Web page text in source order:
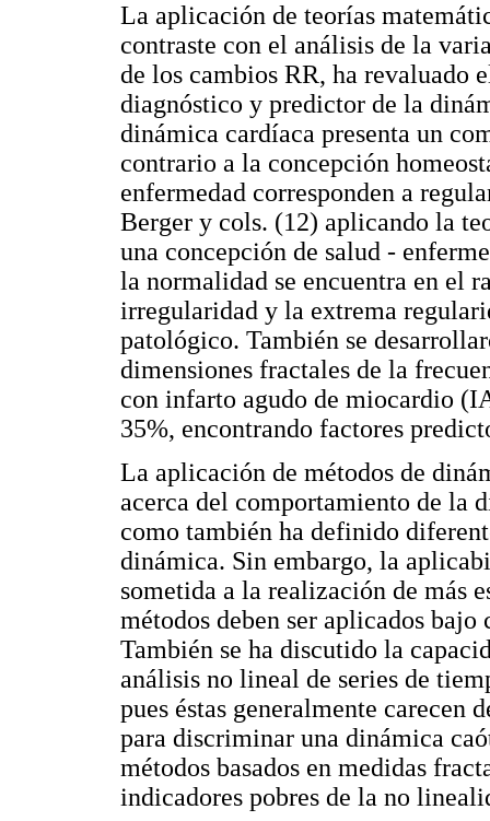
La aplicación de teorías
contraste con el análisis de la
de los cambios RR, ha revaluado
diagnóstico y predictor de la
dinámica cardíaca presenta un
contrario a la concepción
enfermedad corresponden a
Berger y cols. (12) aplicando la
una concepción de salud -
la normalidad se encuentra en el
irregularidad y la extrema
patológico. También se
dimensiones fractales de la
con infarto agudo de miocardio
35%, encontrando factores
La aplicación de métodos de
acerca del comportamiento de la
como también ha definido
dinámica. Sin embargo, la
sometida a la realización de más
métodos deben ser aplicados
También se ha discutido la
análisis no lineal de series de
pues éstas generalmente carecen
para discriminar una dinámica
métodos basados en medidas
indicadores pobres de la no